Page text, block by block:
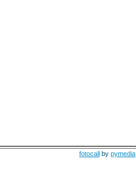
fotocall by pymedia